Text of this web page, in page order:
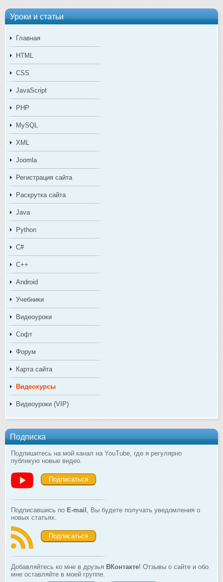
Уроки и статьи
Главная
HTML
CSS
JavaScript
PHP
MySQL
XML
Joomla
Регистрация сайта
Раскрутка сайта
Java
Python
C#
C++
Android
Учебники
Видеоуроки
Софт
Форум
Карта сайта
Видеокурсы
Видеоуроки (VIP)
Подписка
Подпишитесь на мой канал на YouTube, где я регулярно
публикую новые видео.
Подписаться
Подписавшись по E-mail , Вы будете получать уведомления о
новых статьях.
Подписаться
Добавляйтесь ко мне в друзья ВКонтакте! Отзывы о сайте и обо
мне оставляйте в моей группе.